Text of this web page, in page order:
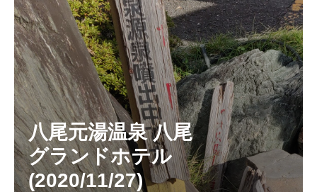
八尾元湯温泉 八尾
グランドホテル
(2020/11/27)